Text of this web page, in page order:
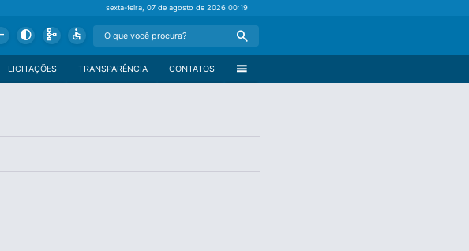
sexta-feira, 07 de agosto de 202600:19
Contrast Schema Accessible Search
menu
CONTATOS
TRANSPARÊNCIA
LICITAÇÕES